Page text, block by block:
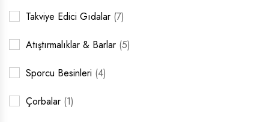
Takviye Edici Gıdalar (7)
Atıştırmalıklar & Barlar (5)
Sporcu Besinleri (4)
Çorbalar (1)